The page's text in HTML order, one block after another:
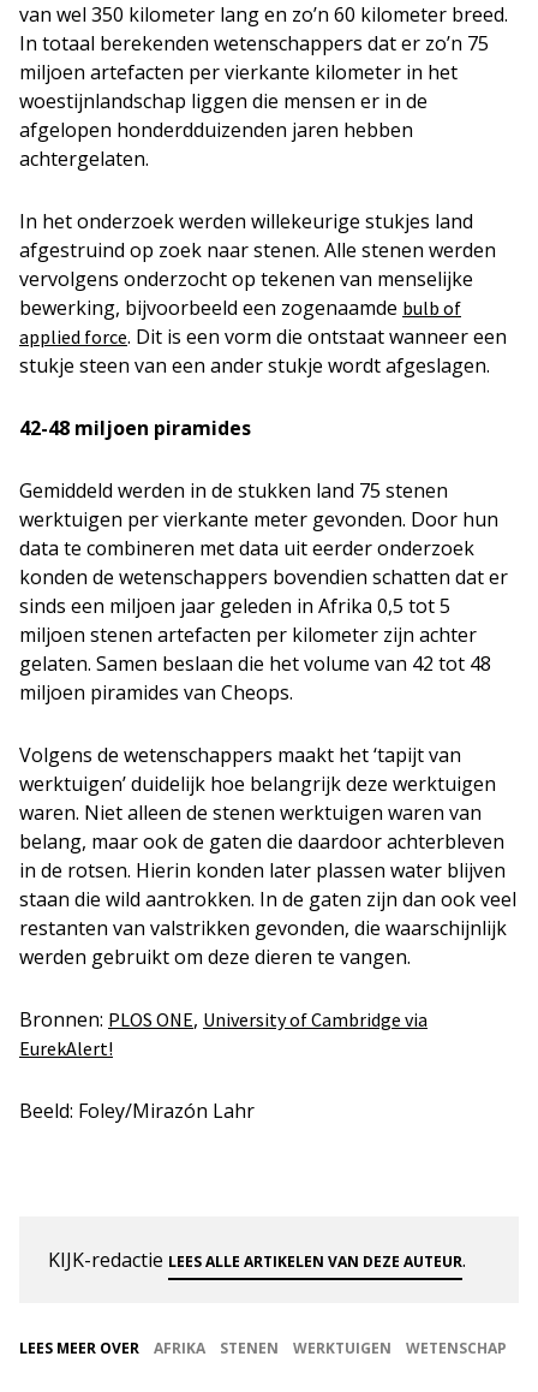
van wel 350 kilometer lang en zo’n 60 kilometer breed.
In totaal berekenden wetenschappers dat er zo’n 75
miljoen artefacten per vierkante kilometer in het
woestijnlandschap liggen die mensen er in de
afgelopen honderdduizenden jaren hebben
achtergelaten.
In het onderzoek werden willekeurige stukjes land
afgestruind op zoek naar stenen. Alle stenen werden
vervolgens onderzocht op tekenen van menselijke
bewerking, bijvoorbeeld een zogenaamde bulb of
applied force. Dit is een vorm die ontstaat wanneer een
stukje steen van een ander stukje wordt afgeslagen.
42-48 miljoen piramides
Gemiddeld werden in de stukken land 75 stenen
werktuigen per vierkante meter gevonden. Door hun
data te combineren met data uit eerder onderzoek
konden de wetenschappers bovendien schatten dat er
sinds een miljoen jaar geleden in Afrika 0,5 tot 5
miljoen stenen artefacten per kilometer zijn achter
gelaten. Samen beslaan die het volume van 42 tot 48
miljoen piramides van Cheops.
Volgens de wetenschappers maakt het ‘tapijt van
werktuigen’ duidelijk hoe belangrijk deze werktuigen
waren. Niet alleen de stenen werktuigen waren van
belang, maar ook de gaten die daardoor achterbleven
in de rotsen. Hierin konden later plassen water blijven
staan die wild aantrokken. In de gaten zijn dan ook veel
restanten van valstrikken gevonden, die waarschijnlijk
werden gebruikt om deze dieren te vangen.
Bronnen: PLOS ONE, University of Cambridge via
EurekAlert!
Beeld: Foley/Mirazón Lahr
KIJK-redactie LEES ALLE ARTIKELEN VAN DEZE AUTEUR.
LEES MEER OVER AFRIKA STENEN WERKTUIGEN WETENSCHAP